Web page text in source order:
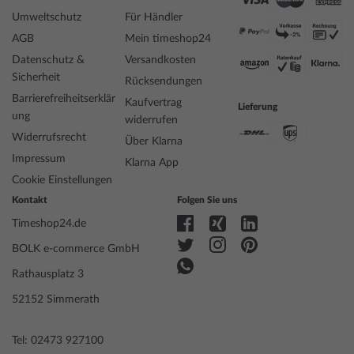
Ca. 3 Jahre lang versorgt die Batterie die Uhr mit der nötigen
Perfekt zum Freitauchen ohne Geräte: Die Uhr ist auf eine
Wasserdichtigkeit bis 20 Bar gemäß ISO 22810 geprüft.
Spezifikationen:
Name
Casio GM-2100-1AER G-Shock Herrenuhr
44mm 20ATM
Hersteller Modellserie
Artikelnummer
Geschlecht
Herren
GM-2100-1AER
Style
Retro, Sportlich, Vintage
Artikel-Gewicht
Anzeige
Umweltschutz
AGB
Datenschutz &
Sicherheit
Barrierefreiheitserklär
ung
Widerrufsrecht
Impressum
Cookie Einstellungen
Für Händler
Mein timeshop24
Versandkosten
Rücksendungen
Kaufvertrag
widerrufen
Über Klarna
Klarna App
Lieferung
Kontakt
Timeshop24.de
BOLK e-commerce GmbH
Rathausplatz 3
52152 Simmerath
Tel: 02473 927100
Folgen Sie uns